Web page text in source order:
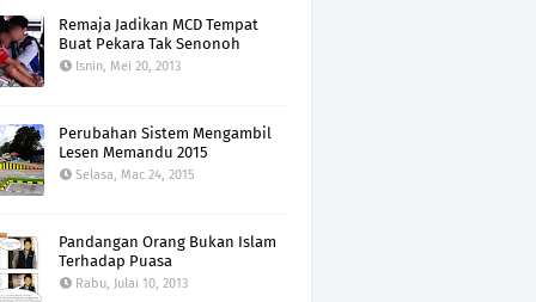
Remaja Jadikan MCD Tempat
Buat Pekara Tak Senonoh
Isnin, Mei 20, 2013
Perubahan Sistem Mengambil
Lesen Memandu 2015
Selasa, Mac 24, 2015
Pandangan Orang Bukan Islam
Terhadap Puasa
Rabu, Julai 10, 2013